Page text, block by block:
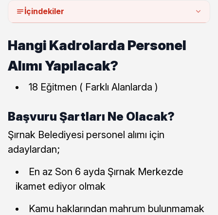
İçindekiler
Hangi Kadrolarda Personel
Alımı Yapılacak?
18 Eğitmen ( Farklı Alanlarda )
Başvuru Şartları Ne Olacak?
Şırnak Belediyesi personel alımı için
adaylardan;
En az Son 6 ayda Şırnak Merkezde
ikamet ediyor olmak
Kamu haklarından mahrum bulunmamak